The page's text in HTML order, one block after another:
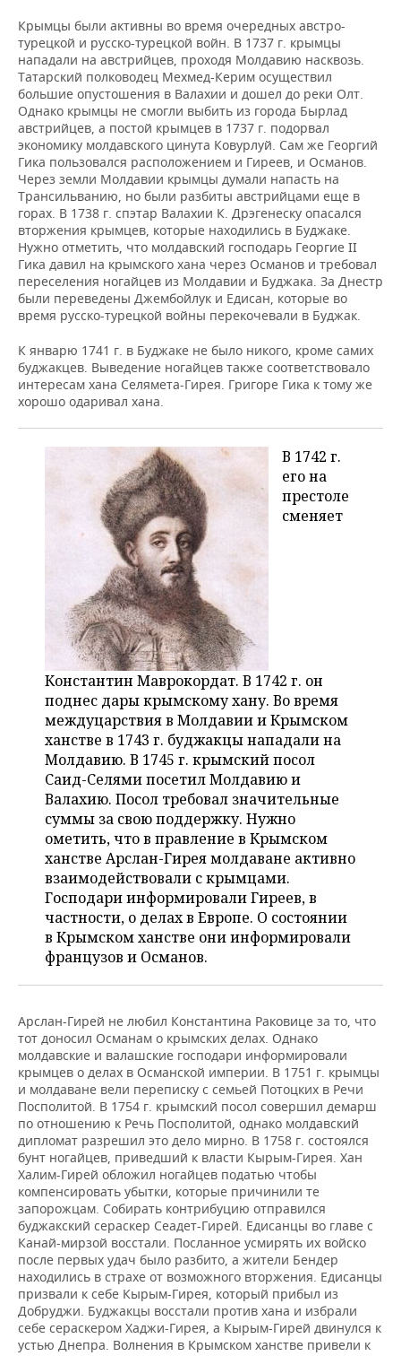
Крымцы были активны во время очередных австро-
турецкой и русско-турецкой войн. В 1737 г. крымцы
нападали на австрийцев, проходя Молдавию насквозь.
Татарский полководец Мехмед-Керим осуществил
большие опустошения в Валахии и дошел до реки Олт.
Однако крымцы не смогли выбить из города Бырлад
австрийцев, а постой крымцев в 1737 г. подорвал
экономику молдавского цинута Ковурлуй. Сам же Георгий
Гика пользовался расположением и Гиреев, и Османов.
Через земли Молдавии крымцы думали напасть на
Трансильванию, но были разбиты австрийцами еще в
горах. В 1738 г. спэтар Валахии К. Дрэгенеску опасался
вторжения крымцев, которые находились в Буджаке.
Нужно отметить, что молдавский господарь Георгие II
Гика давил на крымского хана через Османов и требовал
переселения ногайцев из Молдавии и Буджака. За Днестр
были переведены Джембойлук и Едисан, которые во
время русско-турецкой войны перекочевали в Буджак.
К январю 1741 г. в Буджаке не было никого, кроме самих
буджакцев. Выведение ногайцев также соответствовало
интересам хана Селямета-Гирея. Григоре Гика к тому же
хорошо одаривал хана.
В 1742 г.
его на
престоле
сменяет
Константин Маврокордат. В 1742 г. он
поднес дары крымскому хану. Во время
междуцарствия в Молдавии и Крымском
ханстве в 1743 г. буджакцы нападали на
Молдавию. В 1745 г. крымский посол
Саид-Селями посетил Молдавию и
Валахию. Посол требовал значительные
суммы за свою поддержку. Нужно
ометить, что в правление в Крымском
ханстве Арслан-Гирея молдаване активно
взаимодействовали с крымцами.
Господари информировали Гиреев, в
частности, о делах в Европе. О состоянии
в Крымском ханстве они информировали
французов и Османов.
Арслан-Гирей не любил Константина Раковице за то, что
тот доносил Османам о крымских делах. Однако
молдавские и валашские господари информировали
крымцев о делах в Османской империи. В 1751 г. крымцы
и молдаване вели переписку с семьей Потоцких в Речи
Посполитой. В 1754 г. крымский посол совершил демарш
по отношению к Речь Посполитой, однако молдавский
дипломат разрешил это дело мирно. В 1758 г. состоялся
бунт ногайцев, приведший к власти Кырым-Гирея. Хан
Халим-Гирей обложил ногайцев податью чтобы
компенсировать убытки, которые причинили те
запорожцам. Собирать контрибуцию отправился
буджакский сераскер Сеадет-Гирей. Едисанцы во главе с
Канай-мирзой восстали. Посланное усмирять их войско
после первых удач было разбито, а жители Бендер
находились в страхе от возможного вторжения. Едисанцы
призвали к себе Кырым-Гирея, который прибыл из
Добруджи. Буджакцы восстали против хана и избрали
себе сераскером Хаджи-Гирея, а Кырым-Гирей двинулся к
устью Днепра. Волнения в Крымском ханстве привели к